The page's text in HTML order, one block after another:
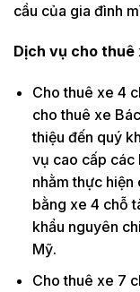
cầu của gia đình
Dịch vụ cho thuê
Cho thuê xe 4
cho thuê xe
thiệu đến quý
vụ cao cấp các
nhằm thực hiện
bằng xe 4 chỗ
khẩu nguyên
Mỹ.
Cho thuê xe 7